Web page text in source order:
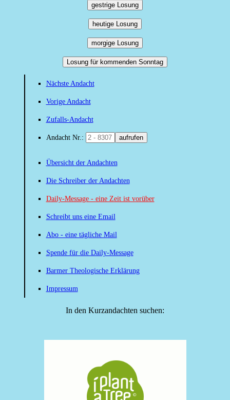
gestrige Losung
heutige Losung
morgige Losung
Losung für kommenden Sonntag
Nächste Andacht
Vorige Andacht
Zufalls-Andacht
Andacht Nr.: aufrufen
Übersicht der Andachten
Die Schreiber der Andachten
Daily-Message - eine Zeit ist vorüber
Schreibt uns eine Email
Abo - eine tägliche Mail
Spende für die Daily-Message
Barmer Theologische Erklärung
Impressum
In den Kurzandachten suchen: